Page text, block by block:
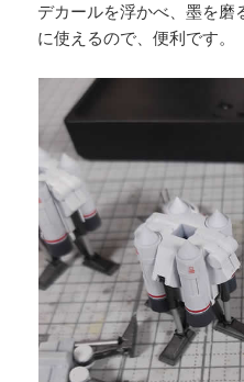
デカールを浮かべ、墨を磨
に使えるので、便利です。